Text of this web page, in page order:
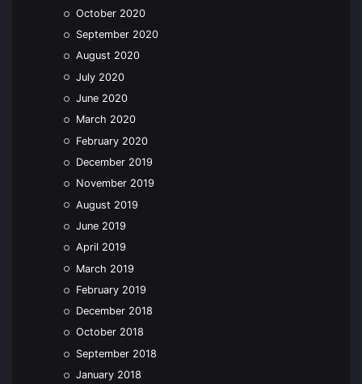
October 2020
September 2020
August 2020
July 2020
June 2020
March 2020
February 2020
December 2019
November 2019
August 2019
June 2019
April 2019
March 2019
February 2019
December 2018
October 2018
September 2018
January 2018